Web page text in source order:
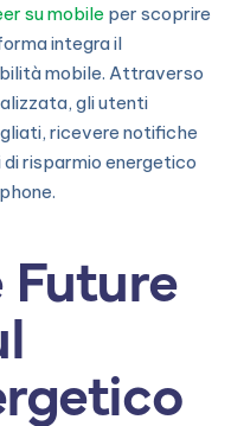
su mobile per scoprire
integra il
mobile. Attraverso
gli utenti
ricevere notifiche
risparmio energetico